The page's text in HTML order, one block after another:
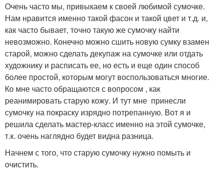
Очень часто мы, привыкаем к своей любимой сумочке.
Нам нравится именно такой фасон и такой цвет и т.д. и,
как часто бывает, точно такую же сумочку найти
невозможно. Конечно можно сшить новую сумку взамен
старой, можно сделать декупаж на сумочке или отдать
художнику и расписать ее, но есть и еще один способ
более простой, которым могут воспользоваться многие.
Ко мне часто обращаются с вопросом , как
реанимировать старую кожу. И тут мне принесли
сумочку на покраску изрядно потрепанную. Вот я и
решила сделать мастер-класс именно на этой сумочке,
т.к. очень наглядно будет видна разница.
Начнем с того, что старую сумочку нужно помыть и
очистить.